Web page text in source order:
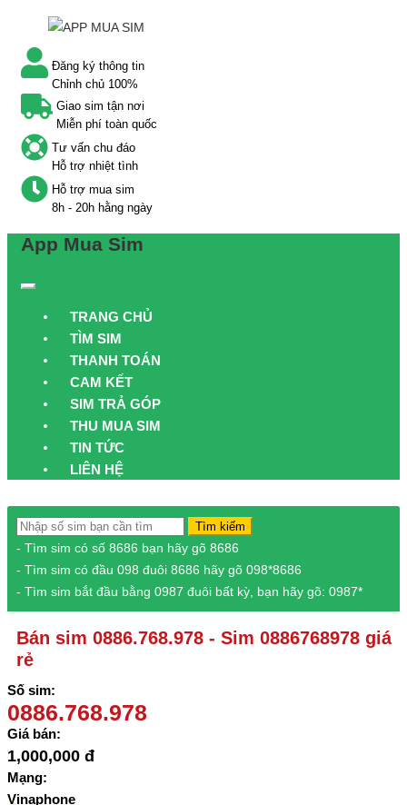
Đăng ký thông tin
Chỉnh chủ 100%
Giao sim tận nơi
Miễn phí toàn quốc
Tư vấn chu đáo
Hỗ trợ nhiệt tình
Hỗ trợ mua sim
8h - 20h hằng ngày
App Mua Sim
TRANG CHỦ
TÌM SIM
THANH TOÁN
CAM KẾT
SIM TRẢ GÓP
THU MUA SIM
TIN TỨC
LIÊN HỆ
Tìm kiếm
- Tìm sim có số 8686 bạn hãy gõ 8686
- Tìm sim có đầu 098 đuôi 8686 hãy gõ 098*8686
- Tìm sim bắt đầu bằng 0987 đuôi bất kỳ, bạn hãy gõ: 0987*
Bán sim 0886.768.978 - Sim 0886768978 giá
rẻ
Số sim:
0886.768.978
Giá bán:
1,000,000 đ
Mạng:
Vinaphone